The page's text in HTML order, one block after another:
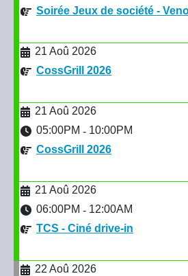
Soirée Jeux de société -
21 Aoû 2026
CossGrill 2026
21 Aoû 2026
05:00PM - 10:00PM
CossGrill 2026
21 Aoû 2026
06:00PM - 12:00AM
TCS - Ciné drive-in
22 Aoû 2026